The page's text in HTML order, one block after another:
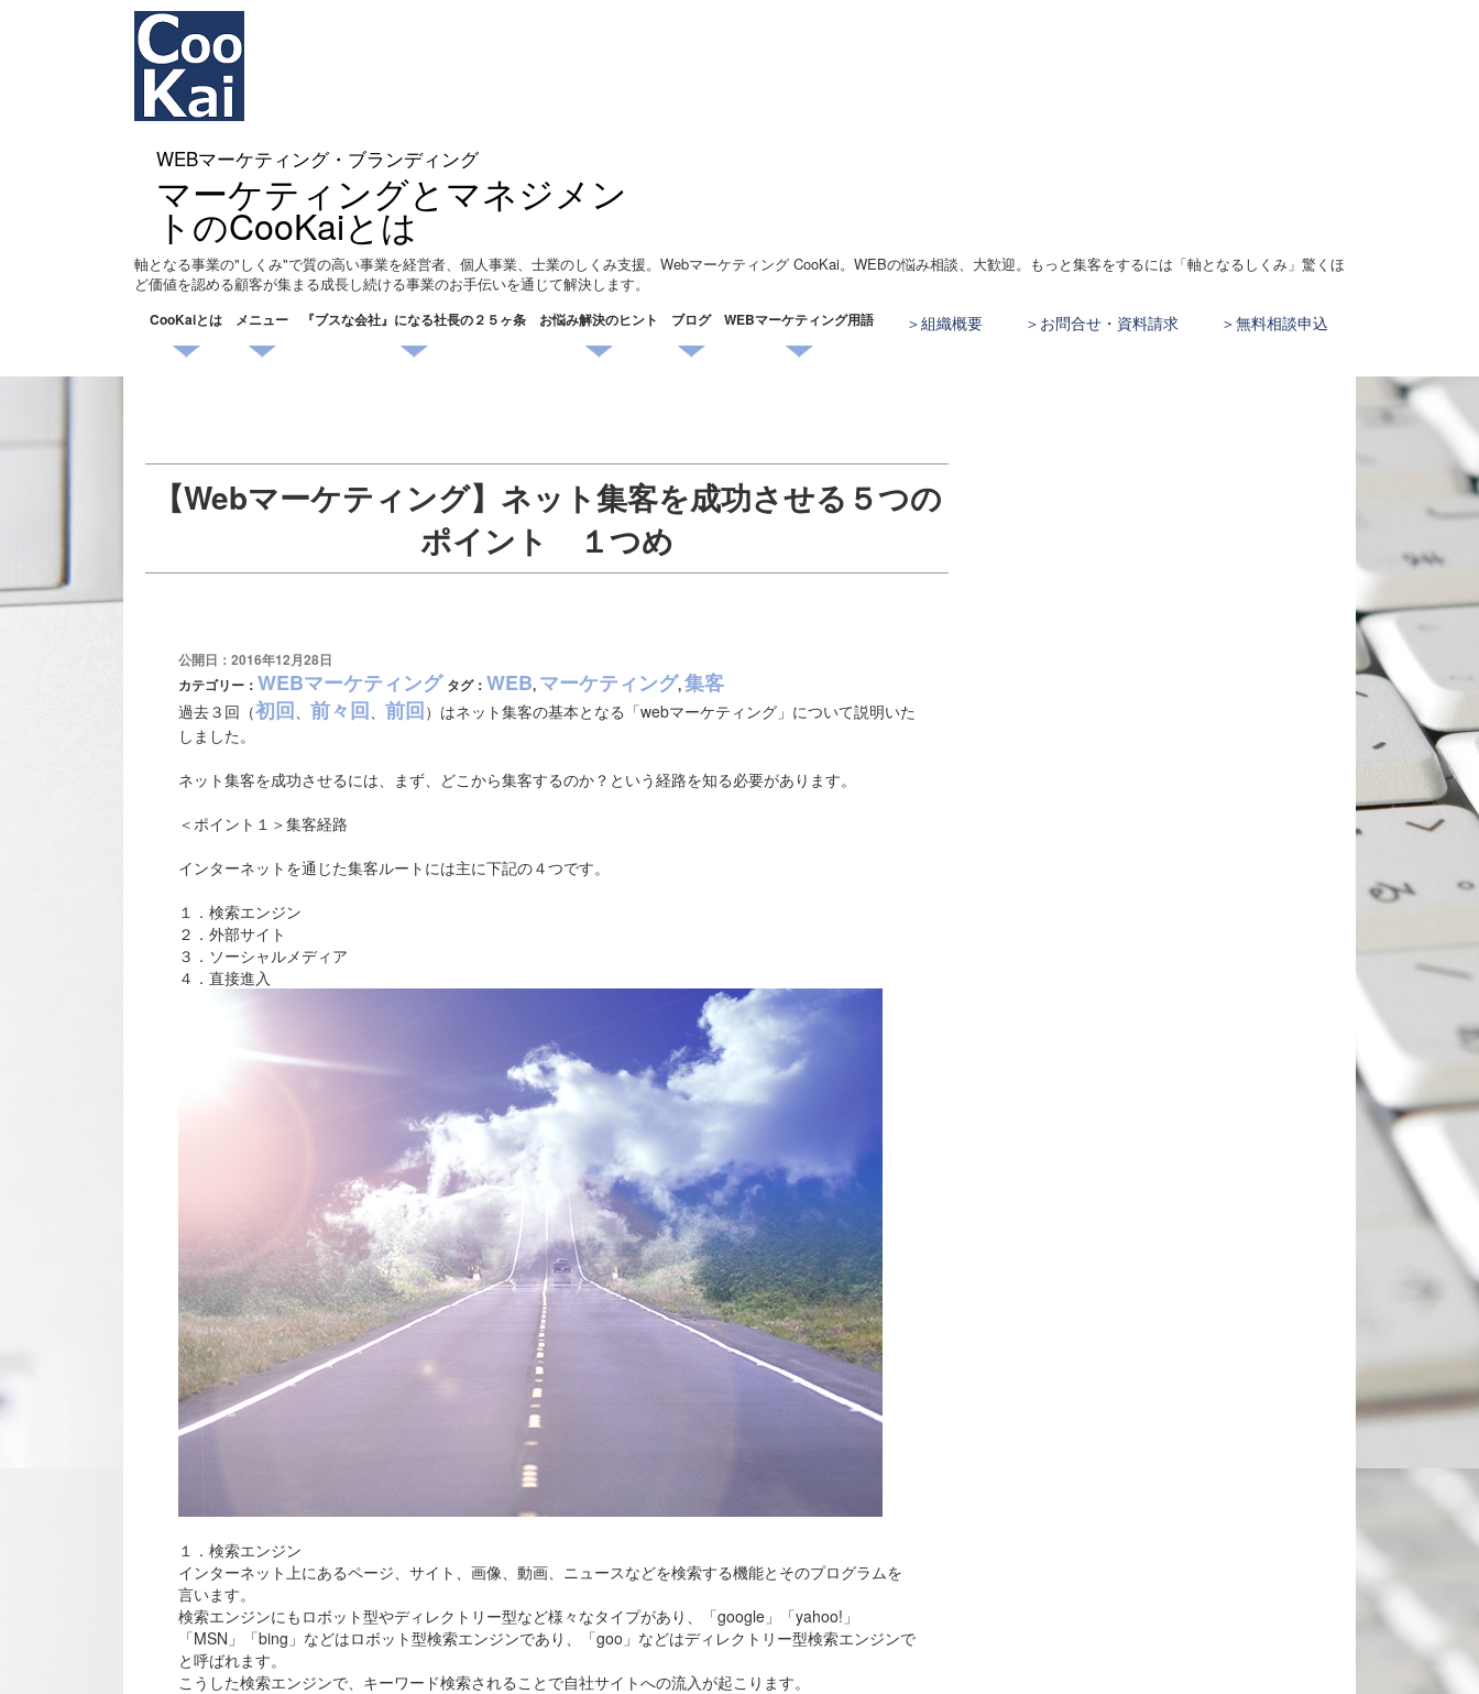
WEBマーケティング・ブランディング
マーケティングとマネジメン
トのCooKaiとは
軸となる事業の"しくみ"で質の高い事業を経営者、個人事業、士業のしくみ支援。Webマーケティング CooKai。WEBの悩み相談、大歓迎。もっと集客をするには「軸となるしくみ」驚くほ
ど価値を認める顧客が集まる成長し続ける事業のお手伝いを通じて解決します。
組織概要 お問合せ・資料請求 無料相談申込
CooKaiとは メニュー 『ブスな会社』になる社長の２５ヶ条 お悩み解決のヒント ブログ WEBマーケティング用語
【Webマーケティング】ネット集客を成功させる５つの
ポイント １つめ
公開日：2016年12月28日
カテゴリー： WEBマーケティング タグ： WEB, マーケティング,集客
過去３回（初回 前々回 前回）はネット集客の基本となる「webマーケティング」について説明いた
しました。
ネット集客を成功させるには、まず、どこから集客するのか？という経路を知る必要があります。
＜ポイント１＞集客経路
インターネットを通じた集客ルートには主に下記の４つです。
１．検索エンジン
２．外部サイト
３．ソーシャルメディア
４．直接進入
１．検索エンジン
インターネット上にあるページ、サイト、画像、動画、ニュースなどを検索する機能とそのプログラムを
言います。
検索エンジンにもロボット型やディレクトリー型など様々なタイプがあり、「google」「yahoo!」
「MSN」「bing」などはロボット型検索エンジンであり、「goo」などはディレクトリー型検索エンジンで
と呼ばれます。
こうした検索エンジンで、キーワード検索されることで自社サイトへの流入が起こります。